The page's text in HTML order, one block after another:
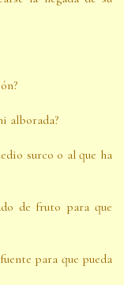
alborada?
surco o al que ha
de fruto para que
para que pueda